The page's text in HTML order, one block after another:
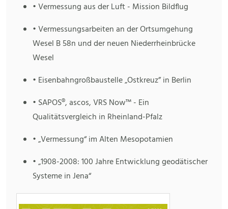
• Vermessung aus der Luft - Mission Bildflug
• Vermessungsarbeiten an der Ortsumgehung
Wesel B 58n und der neuen Niederrheinbrücke
Wesel
• Eisenbahngroßbaustelle „Ostkreuz” in Berlin
• SAPOS®, ascos, VRS Now™ - Ein
Qualitätsvergleich in Rheinland-Pfalz
• „Vermessung“ im Alten Mesopotamien
• „1908-2008: 100 Jahre Entwicklung geodätischer
Systeme in Jena“